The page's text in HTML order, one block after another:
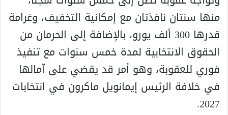
منها سنتان نافذتان مع إمكانية التخفيف، وغرامة
قدرها 300 ألف يورو، بالإضافة إلى الحرمان من
الحقوق الانتخابية لمدة خمس سنوات مع تنفيذ
فوري للعقوبة، وهو أمر قد يقضي على آمالها
في خلافة الرئيس إيمانويل ماكرون في انتخابات
2027.